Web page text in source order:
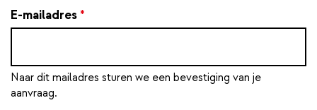
E-mailadres *
Naar dit mailadres sturen we een bevestiging van je
aanvraag.